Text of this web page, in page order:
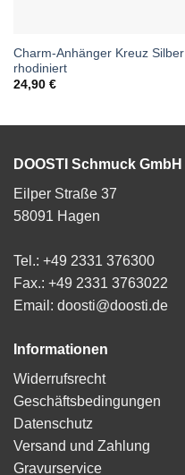
Charm-Anhänger Kreuz Silber
rhodiniert
24,90 €
DOOSTI Schmuck GmbH
Eilper Straße 37
58091 Hagen
Tel.: +49 2331 376300
Fax.: +49 2331 3763022
Email: doosti@doosti.de
Informationen
Widerrufsrecht
Geschäftsbedingungen
Datenschutz
Versand und Zahlung
Gravurservice